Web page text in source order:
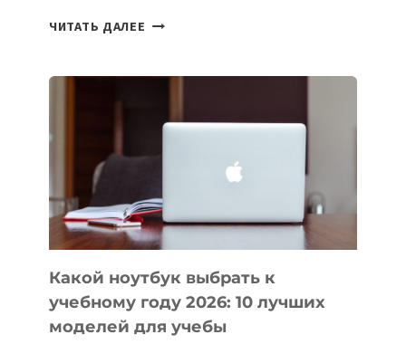
ЧИТАТЬ ДАЛЕЕ
ПОМОГАЮТ
СОЗДАВАТЬ
БЕЗ
СЛОЖНОГО
КОДА
Какой ноутбук выбрать к
учебному году 2026: 10 лучших
моделей для учебы